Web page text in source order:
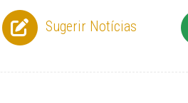
Sugerir Notícias